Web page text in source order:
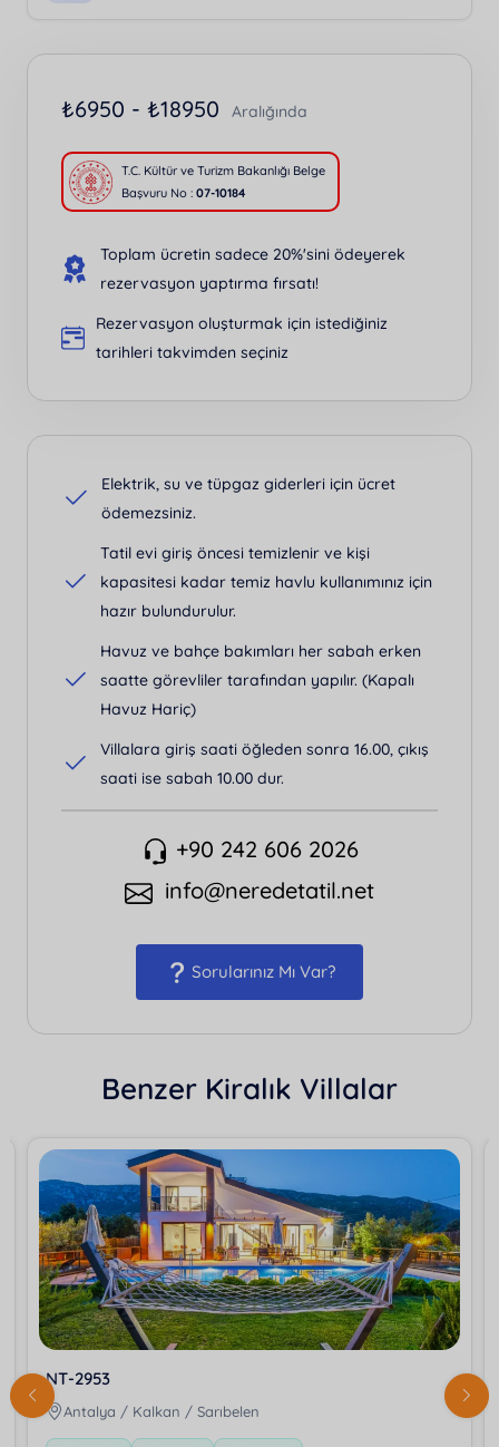
₺6950 - ₺18950 Aralığında
T.C. Kültür ve Turizm Bakanlığı Belge
Başvuru No : 07-10184
Toplam ücretin sadece 20%'sini ödeyerek
rezervasyon yaptırma fırsatı!
Rezervasyon oluşturmak için istediğiniz
tarihleri takvimden seçiniz
Elektrik, su ve tüpgaz giderleri için ücret
ödemezsiniz.
Tatil evi giriş öncesi temizlenir ve kişi
kapasitesi kadar temiz havlu kullanımınız için
hazır bulundurulur.
Havuz ve bahçe bakımları her sabah erken
saatte görevliler tarafından yapılır. (Kapalı
Havuz Hariç)
Villalara giriş saati öğleden sonra 16.00, çıkış
saati ise sabah 10.00 dur.
+90 242 606 2026
info@neredetatil.net
Sorularınız Mı Var?
Benzer Kiralık Villalar
NT-2953
Antalya / Kalkan / Sarıbelen